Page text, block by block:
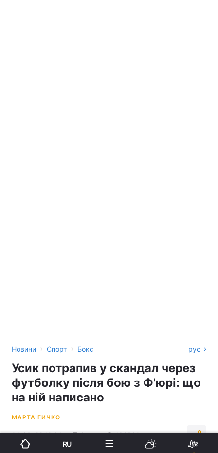
Новини › Спорт › Бокс рус
Усик потрапив у скандал через
футболку після бою з Ф'юрі: що
на ній написано
МАРТА ГИЧКО
08:33, 22.12.24 2 хв. 182500
RU